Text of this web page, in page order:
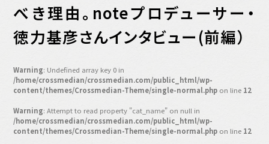
マガジン
新刊ができるまで
EVENT
編集4.0
人間主義的経営
シンカケイコウホウ
バックオフィス
べき理由。noteプロデューサー・
徳力基彦さんインタビュー(前編）
Warning: Undefined array key 0 in
/home/crossmedian/crossmedian.com/public_html/wp-
content/themes/Crossmedian-Theme/single-normal.php on line 12
Warning: Attempt to read property "cat_name" on null in
/home/crossmedian/crossmedian.com/public_html/wp-
content/themes/Crossmedian-Theme/single-normal.php on line 12